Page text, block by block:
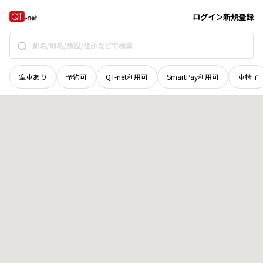
ログイン新規登録
空車あり 予約可 QT-net利用可 SmartPay利用可 車椅子
香川県